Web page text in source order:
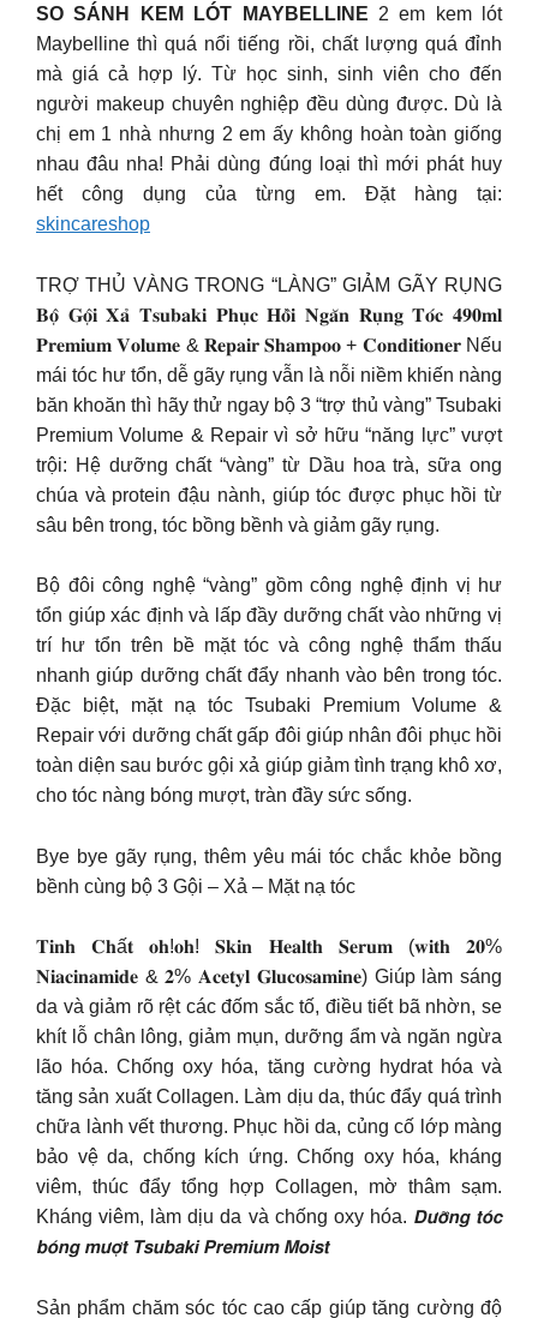
SO SÁNH KEM LÓT MAYBELLINE 2 em kem lót
Maybelline thì quá nổi tiếng rồi, chất lượng quá đỉnh
mà giá cả hợp lý. Từ học sinh, sinh viên cho đến
người makeup chuyên nghiệp đều dùng được. Dù là
chị em 1 nhà nhưng 2 em ấy không hoàn toàn giống
nhau đâu nha! Phải dùng đúng loại thì mới phát huy
hết công dụng của từng em. Đặt hàng tại:
skincareshop
TRỢ THỦ VÀNG TRONG “LÀNG” GIẢM GÃY RỤNG
𝐁𝐨̣̂ 𝐆𝐨̣̂𝐢 𝐗𝐚̉ 𝐓𝐬𝐮𝐛𝐚𝐤𝐢 𝐏𝐡𝐮̣𝐜 𝐇𝐨̂̀𝐢 𝐍𝐠𝐚̆𝐧 𝐑𝐮̣𝐧𝐠 𝐓𝐨́𝐜 𝟒𝟗𝟎𝐦𝐥
𝐏𝐫𝐞𝐦𝐢𝐮𝐦 𝐕𝐨𝐥𝐮𝐦𝐞 & 𝐑𝐞𝐩𝐚𝐢𝐫 𝐒𝐡𝐚𝐦𝐩𝐨𝐨 + 𝐂𝐨𝐧𝐝𝐢𝐭𝐢𝐨𝐧𝐞𝐫 Nếu
mái tóc hư tổn, dễ gãy rụng vẫn là nỗi niềm khiến nàng
băn khoăn thì hãy thử ngay bộ 3 “trợ thủ vàng” Tsubaki
Premium Volume & Repair vì sở hữu “năng lực” vượt
trội: Hệ dưỡng chất “vàng” từ Dầu hoa trà, sữa ong
chúa và protein đậu nành, giúp tóc được phục hồi từ
sâu bên trong, tóc bồng bềnh và giảm gãy rụng.
Bộ đôi công nghệ “vàng” gồm công nghệ định vị hư
tổn giúp xác định và lấp đầy dưỡng chất vào những vị
trí hư tổn trên bề mặt tóc và công nghệ thẩm thấu
nhanh giúp dưỡng chất đẩy nhanh vào bên trong tóc.
Đặc biệt, mặt nạ tóc Tsubaki Premium Volume &
Repair với dưỡng chất gấp đôi giúp nhân đôi phục hồi
toàn diện sau bước gội xả giúp giảm tình trạng khô xơ,
cho tóc nàng bóng mượt, tràn đầy sức sống.
Bye bye gãy rụng, thêm yêu mái tóc chắc khỏe bồng
bềnh cùng bộ 3 Gội – Xả – Mặt nạ tóc
𝐓𝐢𝐧𝐡 𝐂𝐡ấ𝐭 𝐨𝐡!𝐨𝐡! 𝐒𝐤𝐢𝐧 𝐇𝐞𝐚𝐥𝐭𝐡 𝐒𝐞𝐫𝐮𝐦 (𝐰𝐢𝐭𝐡 𝟐𝟎%
𝐍𝐢𝐚𝐜𝐢𝐧𝐚𝐦𝐢𝐝𝐞 & 𝟐% 𝐀𝐜𝐞𝐭𝐲𝐥 𝐆𝐥𝐮𝐜𝐨𝐬𝐚𝐦𝐢𝐧𝐞) Giúp làm sáng
da và giảm rõ rệt các đốm sắc tố, điều tiết bã nhờn, se
khít lỗ chân lông, giảm mụn, dưỡng ẩm và ngăn ngừa
lão hóa. Chống oxy hóa, tăng cường hydrat hóa và
tăng sản xuất Collagen. Làm dịu da, thúc đẩy quá trình
chữa lành vết thương. Phục hồi da, củng cố lớp màng
bảo vệ da, chống kích ứng. Chống oxy hóa, kháng
viêm, thúc đẩy tổng hợp Collagen, mờ thâm sạm.
Kháng viêm, làm dịu da và chống oxy hóa. 𝘿𝙪̛𝙤̛̃𝙣𝙜 𝙩𝙤́𝙘
𝙗𝙤́𝙣𝙜 𝙢𝙪̛𝙤̛̣𝙩 𝙏𝙨𝙪𝙗𝙖𝙠𝙞 𝙋𝙧𝙚𝙢𝙞𝙪𝙢 𝙈𝙤𝙞𝙨𝙩
Sản phẩm chăm sóc tóc cao cấp giúp tăng cường độ